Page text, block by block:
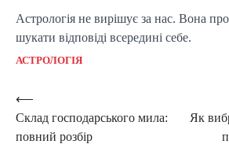
Астрологія не вирішує за нас. Вона
шукати відповіді всередині себе.
АСТРОЛОГІЯ
Post
navigation
⟵
Склад господарського мила:
повний розбір
Як